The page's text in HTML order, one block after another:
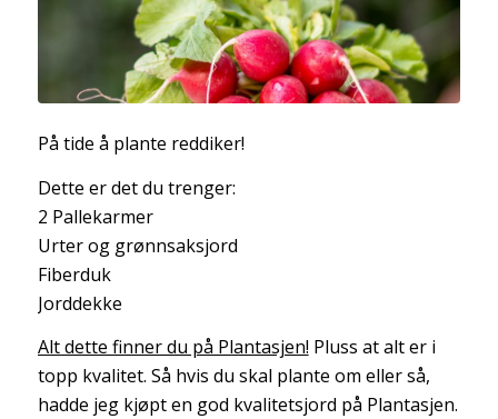
På tide å plante reddiker!
Dette er det du trenger:
2 Pallekarmer
Urter og grønnsaksjord
Fiberduk
Jorddekke
Alt dette finner du på Plantasjen! Pluss at alt er i
topp kvalitet. Så hvis du skal plante om eller så,
hadde jeg kjøpt en god kvalitetsjord på Plantasjen.